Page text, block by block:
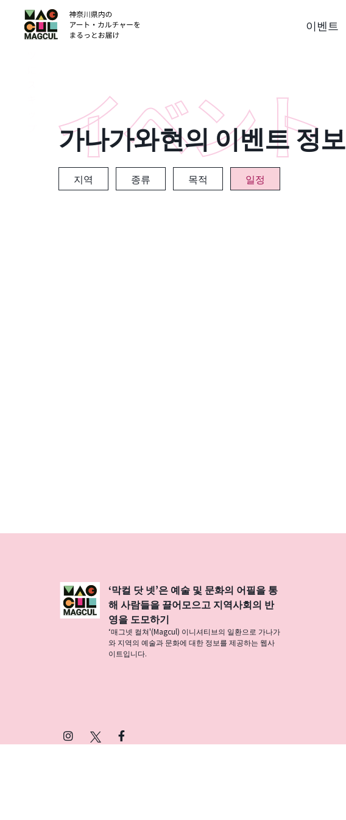
이벤트
ン
テ
ン
가나가와현의 이벤트 정보
지역 종류 목적 일정
‘막컬 닷 넷’은 예술 및 문화의 어필을 통
해 사람들을 끌어모으고 지역사회의 반
영을 도모하기
‘매그넷 컬쳐'(Magcul) 이니셔티브의 일환으로 가나가
와 지역의 예술과 문화에 대한 정보를 제공하는 웹사
이트입니다.
InstagramFacebook